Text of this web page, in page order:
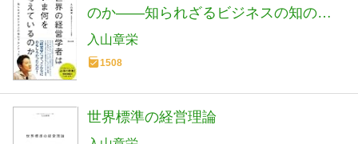
のか――知られざるビジネスの知のフ
ロンティア
入山章栄
1508
世界標準の経営理論